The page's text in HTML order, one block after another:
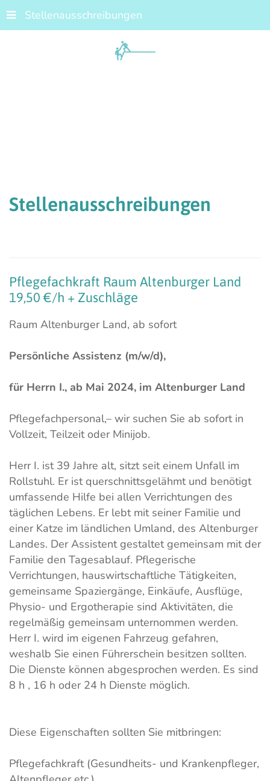
Stellenausschreibungen
Stellenausschreibungen
Pflegefachkraft Raum Altenburger Land
19,50 €/h + Zuschläge
Raum Altenburger Land, ab sofort
Persönliche Assistenz (m/w/d),
für Herrn I., ab Mai 2024, im Altenburger Land
Pflegefachpersonal,– wir suchen Sie ab sofort in
Vollzeit, Teilzeit oder Minijob.
Herr I. ist 39 Jahre alt, sitzt seit einem Unfall im
Rollstuhl. Er ist querschnittsgelähmt und benötigt
umfassende Hilfe bei allen Verrichtungen des
täglichen Lebens. Er lebt mit seiner Familie und
einer Katze im ländlichen Umland, des Altenburger
Landes. Der Assistent gestaltet gemeinsam mit der
Familie den Tagesablauf. Pflegerische
Verrichtungen, hauswirtschaftliche Tätigkeiten,
gemeinsame Spaziergänge, Einkäufe, Ausflüge,
Physio- und Ergotherapie sind Aktivitäten, die
regelmäßig gemeinsam unternommen werden.
Herr I. wird im eigenen Fahrzeug gefahren,
weshalb Sie einen Führerschein besitzen sollten.
Die Dienste können abgesprochen werden. Es sind
8 h , 16 h oder 24 h Dienste möglich.
Diese Eigenschaften sollten Sie mitbringen:
Pflegefachkraft (Gesundheits- und Krankenpfleger,